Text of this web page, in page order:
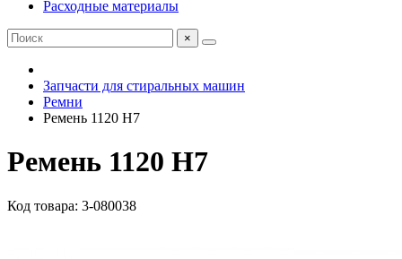
Расходные материалы
×
Запчасти для стиральных машин
Ремни
Ремень 1120 H7
Ремень 1120 H7
Код товара: 3-080038